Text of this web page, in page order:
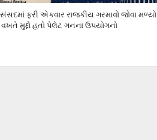
ફરી એકવાર રાજકીય ગરમાવો જોવા મળ્યો
મુદ્દો હતો પેલેટ ગનના ઉપયોગનો